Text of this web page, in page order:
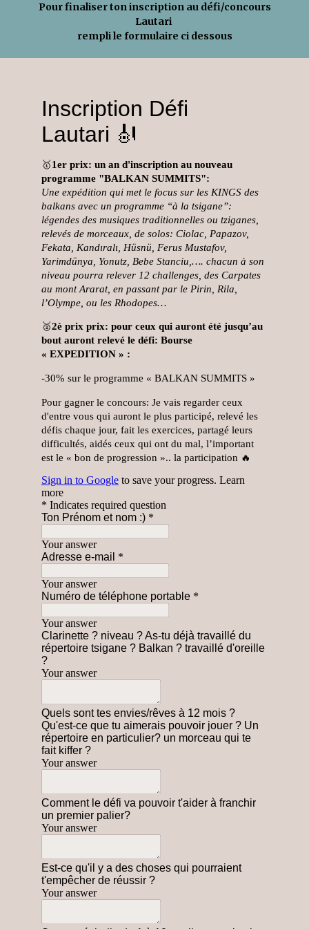
Pour finaliser ton inscription au défi/concours
Lautari
rempli le formulaire ci dessous